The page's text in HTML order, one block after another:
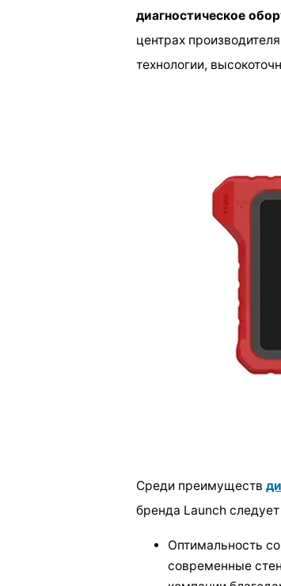
диагностическое
центрах
технологии,
Среди преимуществ
бренда Launch следует
Оптимальность
современные